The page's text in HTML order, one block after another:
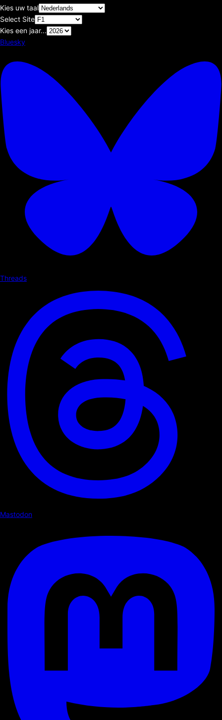
Kies uw taal
Select Site
Kies een jaar...
Bluesky
Threads
Mastodon